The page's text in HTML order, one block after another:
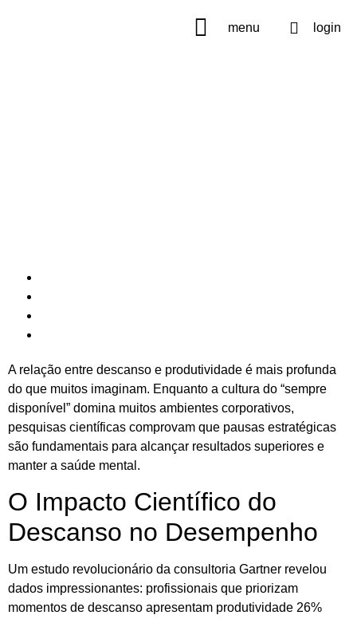
menu login
A relação entre descanso e produtividade é mais profunda
do que muitos imaginam. Enquanto a cultura do “sempre
disponível” domina muitos ambientes corporativos,
pesquisas científicas comprovam que pausas estratégicas
são fundamentais para alcançar resultados superiores e
manter a saúde mental.
O Impacto Científico do
Descanso no Desempenho
Um estudo revolucionário da consultoria Gartner revelou
dados impressionantes: profissionais que priorizam
momentos de descanso apresentam produtividade 26%